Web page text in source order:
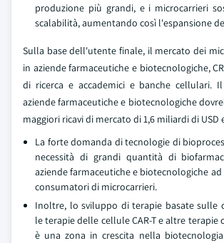
produzione più grandi, e i microcarrieri
scalabilità, aumentando così l'espansione
Sulla base dell'utente finale, il mercato dei
in aziende farmaceutiche e biotecnologiche,
di ricerca e accademici e banche cellulari.
aziende farmaceutiche e biotecnologiche
maggiori ricavi di mercato di 1,6 miliardi di USD
La forte domanda di tecnologie di
necessità di grandi quantità di
aziende farmaceutiche e biotecnologiche
consumatori di microcarrieri.
Inoltre, lo sviluppo di terapie basate sulle
le terapie delle cellule CAR-T e altre terapie
è una zona in crescita nella